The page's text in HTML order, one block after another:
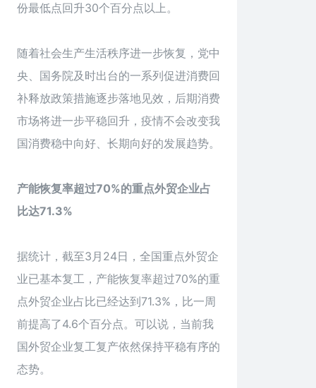
份最低点回升30个百分点以上。
随着社会生产生活秩序进一步恢复，党中
央、国务院及时出台的一系列促进消费回
补释放政策措施逐步落地见效，后期消费
市场将进一步平稳回升，疫情不会改变我
国消费稳中向好、长期向好的发展趋势。
产能恢复率超过70%的重点外贸企业占
比达71.3%
据统计，截至3月24日，全国重点外贸企
业已基本复工，产能恢复率超过70%的重
点外贸企业占比已经达到71.3%，比一周
前提高了4.6个百分点。可以说，当前我
国外贸企业复工复产依然保持平稳有序的
态势。